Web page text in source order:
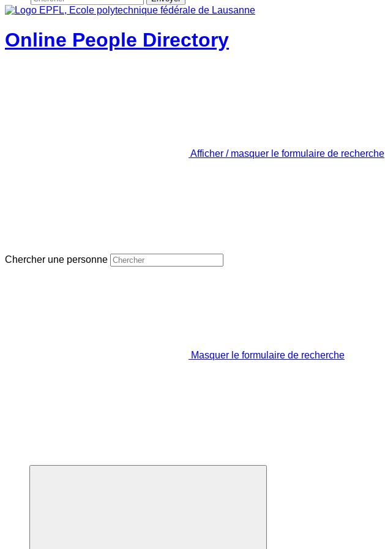
Online People Directory
Afficher / masquer le formulaire de recherche
Chercher une personne
Masquer le formulaire de recherche